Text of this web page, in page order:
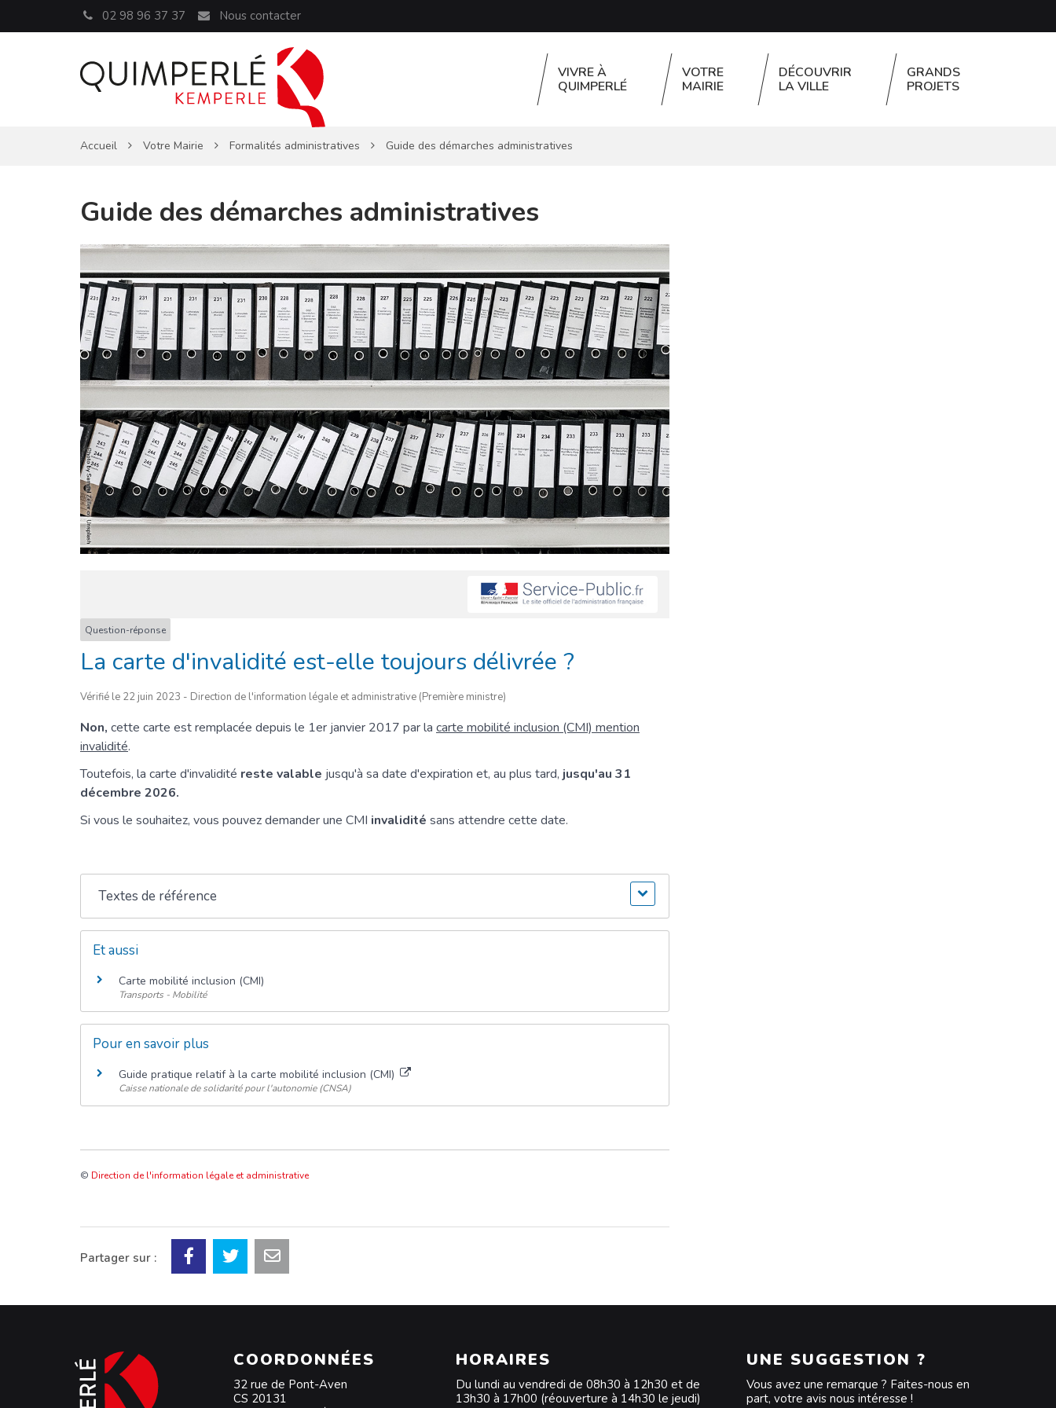
02 98 96 37 37 Nous contacter
VIVRE À
QUIMPERLÉ
VOTRE
MAIRIE
DÉCOUVRIR
LA VILLE
GRANDS
PROJETS
Accueil Votre Mairie Formalités administratives Guide des démarches administratives
Guide des démarches administratives
Question-réponse
La carte d'invalidité est-elle toujours délivrée ?
Vérifié le 22 juin 2023 - Direction de l'information légale et administrative (Première ministre)
Non, cette carte est remplacée depuis le 1er janvier 2017 par la carte mobilité inclusion (CMI) mention
invalidité.
Toutefois, la carte d'invalidité reste valable jusqu'à sa date d'expiration et, au plus tard, jusqu'au 31
décembre 2026.
Si vous le souhaitez, vous pouvez demander une CMI invalidité sans attendre cette date.
Textes de référence
Et aussi
Carte mobilité inclusion (CMI)
Transports - Mobilité
Pour en savoir plus
Guide pratique relatif à la carte mobilité inclusion (CMI)
Caisse nationale de solidarité pour l'autonomie (CNSA)
© Direction de l'information légale et administrative
Partager sur :
COORDONNÉES
32 rue de Pont-Aven
CS 20131
HORAIRES
Du lundi au vendredi de 08h30 à 12h30 et de
13h30 à 17h00 (réouverture à 14h30 le jeudi)
UNE SUGGESTION ?
Vous avez une remarque ? Faites-nous en
part, votre avis nous intéresse !